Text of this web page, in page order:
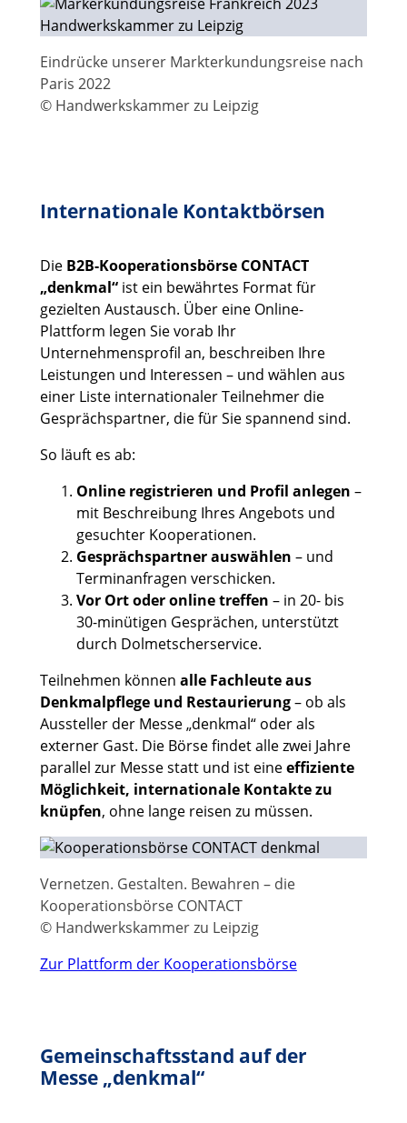
Eindrücke unserer Markterkundungsreise nach
Paris 2022
© Handwerkskammer zu Leipzig
Internationale Kontaktbörsen
Die B2B-Kooperationsbörse CONTACT
„denkmal“ist ein bewährtes Format für
gezielten Austausch. Über eine Online-
Plattform legen Sie vorab Ihr
Unternehmensprofil an, beschreiben Ihre
Leistungen und Interessen – und wählen aus
einer Liste internationaler Teilnehmer die
Gesprächspartner, die für Sie spannend sind.
So läuft es ab:
Online registrieren und Profil anlegen –
mit Beschreibung Ihres Angebots und
gesuchter Kooperationen.
Gesprächspartner auswählen – und
Terminanfragen verschicken.
Vor Ort oder online treffen – in 20- bis
30-minütigen Gesprächen, unterstützt
durch Dolmetscherservice.
Teilnehmen können alle Fachleute aus
Denkmalpflege und Restaurierung– ob als
Aussteller der Messe „denkmal“ oder als
externer Gast. Die Börse findet alle zwei Jahre
parallel zur Messe statt und ist eineeffiziente
Möglichkeit, internationale Kontakte zu
knüpfen, ohne lange reisen zu müssen.
Vernetzen. Gestalten. Bewahren – die
Kooperationsbörse CONTACT
© Handwerkskammer zu Leipzig
Zur Plattform der Kooperationsbörse
Gemeinschaftsstand auf der
Messe „denkmal“